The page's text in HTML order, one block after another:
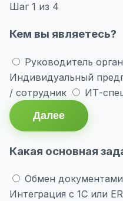
Шаг 1 из 4
Кем вы являетесь?
Руководитель
Индивидуальный
/ сотрудник
ИТ-
Далее
Какая основная
Обмен
Интеграция с 1С или